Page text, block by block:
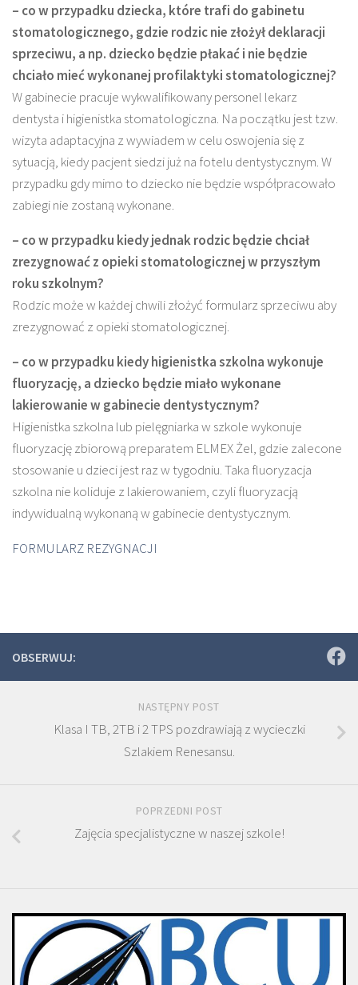
– co w przypadku dziecka, które trafi do gabinetu
stomatologicznego, gdzie rodzic nie złożył deklaracji
sprzeciwu, a np. dziecko będzie płakać i nie będzie
chciało mieć wykonanej profilaktyki stomatologicznej?
W gabinecie pracuje wykwalifikowany personel lekarz
dentysta i higienistka stomatologiczna. Na początku jest tzw.
wizyta adaptacyjna z wywiadem w celu oswojenia się z
sytuacją, kiedy pacjent siedzi już na fotelu dentystycznym. W
przypadku gdy mimo to dziecko nie będzie współpracowało
zabiegi nie zostaną wykonane.
– co w przypadku kiedy jednak rodzic będzie chciał
zrezygnować z opieki stomatologicznej w przyszłym
roku szkolnym?
Rodzic może w każdej chwili złożyć formularz sprzeciwu aby
zrezygnować z opieki stomatologicznej.
– co w przypadku kiedy higienistka szkolna wykonuje
fluoryzację, a dziecko będzie miało wykonane
lakierowanie w gabinecie dentystycznym?
Higienistka szkolna lub pielęgniarka w szkole wykonuje
fluoryzację zbiorową preparatem ELMEX Żel, gdzie zalecone
stosowanie u dzieci jest raz w tygodniu. Taka fluoryzacja
szkolna nie koliduje z lakierowaniem, czyli fluoryzacją
indywidualną wykonaną w gabinecie dentystycznym.
FORMULARZ REZYGNACJI
OBSERWUJ:
NASTĘPNY POST
Klasa I TB, 2TB i 2 TPS pozdrawiają z wycieczki
Szlakiem Renesansu.
POPRZEDNI POST
Zajęcia specjalistyczne w naszej szkole!